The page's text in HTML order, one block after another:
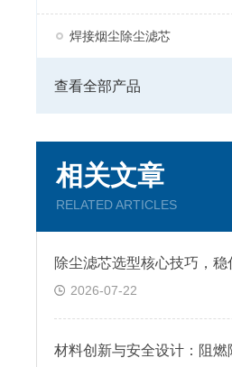
焊接烟尘除尘滤芯
查看全部产品
相关文章
RELATED ARTICLES
2026-07-22